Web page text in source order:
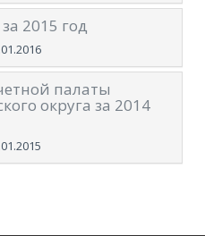
2015 год
палаты
округа за 2014